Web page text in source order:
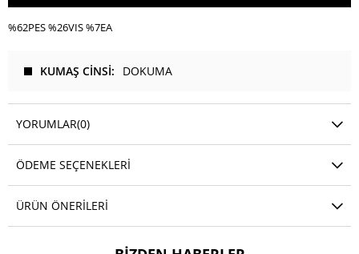
%62PES %26VIS %7EA
KUMAŞ CİNSİ DOKUMA
YORUMLAR(0)
ÖDEME SEÇENEKLERI
ÜRÜN ÖNERILERI